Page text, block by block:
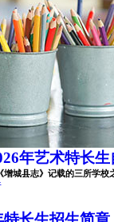
年艺术特长
城县志》记载的三所学